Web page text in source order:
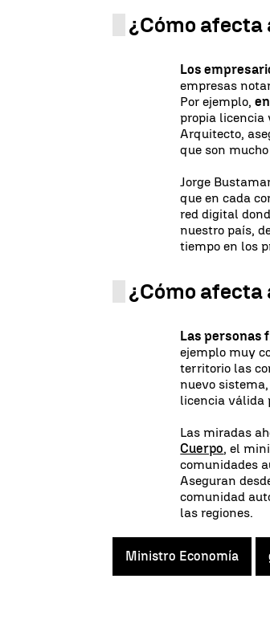
¿Cómo
Los
empresas
Por ejemplo,
propia licencia
Arquitecto,
que son
Jorge
que en cada
red digital
nuestro país,
tiempo en los
¿Cómo
Las personas
ejemplo muy
territorio las
nuevo
licencia válida
Las miradas
Cuerpo, el
comunidades
Aseguran
comunidad
las regiones.
Ministro Economía